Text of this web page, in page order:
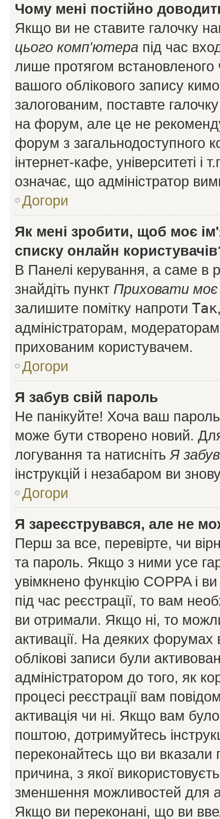
Чому мені постійно
Якщо ви не ставите галочку
цього комп'ютера під час
лише протягом встановленого
вашого облікового запису
залогованим, поставте
на форум, але це не
форум з загальнодоступного
інтернет-кафе, університеті і
означає, що адміністратор
Догори
Як мені зробити, щоб моє
списку онлайн
В Панелі керування, а саме в
знайдіть пункт Приховати моє
залишите помітку напроти Так
адміністраторам,
прихованим користувачем.
Догори
Я забув свій пароль
Не панікуйте! Хоча ваш
може бути створено новий.
логування та натисніть Я
інструкцій і незабаром ви
Догори
Я зареєструвався, але не
Перш за все, перевірте, чи
та пароль. Якщо з ними усе
увімкнено функцію COPPA і
під час реєстрації, то вам
ви отримали. Якщо ні, то
активації. На деяких форумах
облікові записи були
адміністратором до того, як
процесі реєстрації вам
активація чи ні. Якщо вам
поштою, дотримуйтесь
переконайтесь що ви
причина, з якої
зменшення можливостей для
Якщо ви переконані, що ви